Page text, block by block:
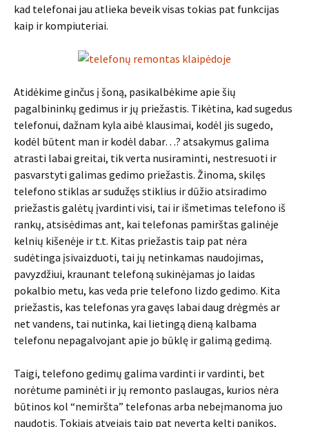
kad telefonai jau atlieka beveik visas tokias pat funkcijas
kaip ir kompiuteriai.
Atidėkime ginčus į šoną, pasikalbėkime apie šių
pagalbininkų gedimus ir jų priežastis. Tikėtina, kad sugedus
telefonui, dažnam kyla aibė klausimai, kodėl jis sugedo,
kodėl būtent man ir kodėl dabar…? atsakymus galima
atrasti labai greitai, tik verta nusiraminti, nestresuoti ir
pasvarstyti galimas gedimo priežastis. Žinoma, skilęs
telefono stiklas ar sudužęs stiklius ir dūžio atsiradimo
priežastis galėtų įvardinti visi, tai ir išmetimas telefono iš
rankų, atsisėdimas ant, kai telefonas pamirštas galinėje
kelnių kišenėje ir t.t. Kitas priežastis taip pat nėra
sudėtinga įsivaizduoti, tai jų netinkamas naudojimas,
pavyzdžiui, kraunant telefoną sukinėjamas jo laidas
pokalbio metu, kas veda prie telefono lizdo gedimo. Kita
priežastis, kas telefonas yra gavęs labai daug drėgmės ar
net vandens, tai nutinka, kai lietingą dieną kalbama
telefonu nepagalvojant apie jo būklę ir galimą gedimą.
Taigi, telefono gedimų galima vardinti ir vardinti, bet
norėtume paminėti ir jų remonto paslaugas, kurios nėra
būtinos kol “nemiršta” telefonas arba nebeįmanoma juo
naudotis. Tokiais atvejais taip pat neverta kelti panikos,